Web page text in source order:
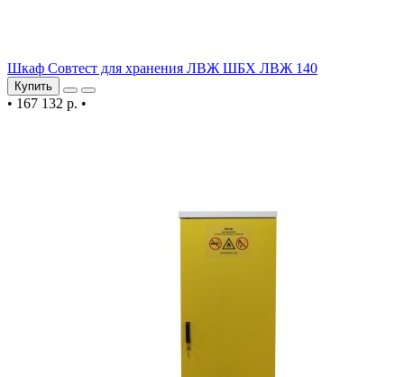
Шкаф Совтест для хранения ЛВЖ ШБХ ЛВЖ 140
Купить
• 167 132 р. •